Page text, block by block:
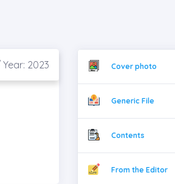
2023 Cover photo
Generic File
Contents
From the Editor